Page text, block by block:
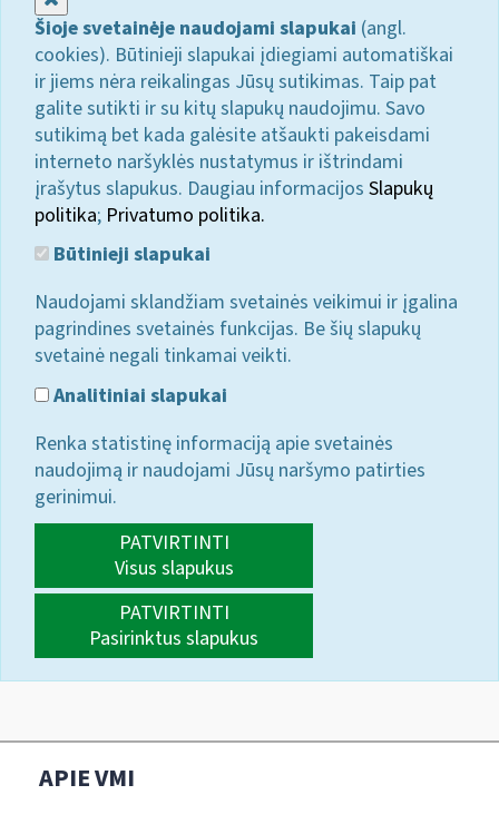
Šioje svetainėje naudojami slapukai (angl.
cookies). Būtinieji slapukai įdiegiami automatiškai
ir jiems nėra reikalingas Jūsų sutikimas. Taip pat
galite sutikti ir su kitų slapukų naudojimu. Savo
sutikimą bet kada galėsite atšaukti pakeisdami
interneto naršyklės nustatymus ir ištrindami
įrašytus slapukus. Daugiau informacijos Slapukų
politika; Privatumo politika.
Būtinieji slapukai
Naudojami sklandžiam svetainės veikimui ir įgalina
pagrindines svetainės funkcijas. Be šių slapukų
svetainė negali tinkamai veikti.
Analitiniai slapukai
Renka statistinę informaciją apie svetainės
naudojimą ir naudojami Jūsų naršymo patirties
gerinimui.
PATVIRTINTI
Visus slapukus
PATVIRTINTI
Pasirinktus slapukus
APIE VMI